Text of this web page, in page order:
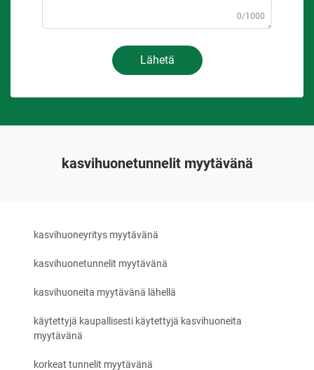
0/1000
Lähetä
kasvihuonetunnelit myytävänä
kasvihuoneyritys myytävänä
kasvihuonetunnelit myytävänä
kasvihuoneita myytävänä lähellä
käytettyjä kaupallisesti käytettyjä kasvihuoneita
myytävänä
korkeat tunnelit myytävänä